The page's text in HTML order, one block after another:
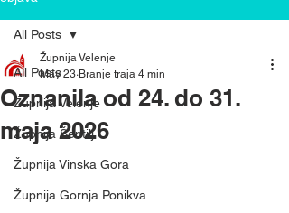
All Posts
Župnija Velenje
Župnija Šentilj
Župnija Vinska Gora
Župnija Gornja Ponikva
All Posts
Oznanila od 24. do 31.
maja 2026
Župnija Velenje
May 23 Branje traja 4 min